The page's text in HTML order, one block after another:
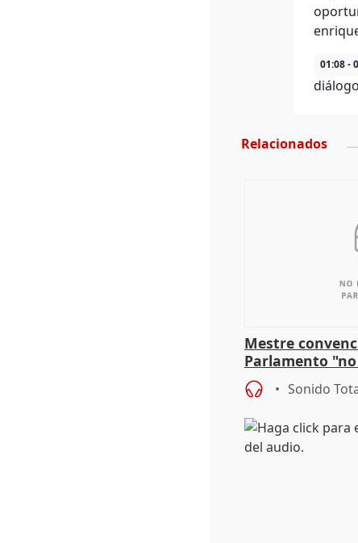
01:08 -
Relacionados
Mestre
Parlamento
defiende
Vox
Sonido